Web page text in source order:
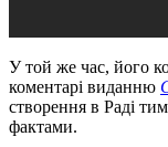
У той же час, його
коментарі виданню
створення в Раді
фактами.